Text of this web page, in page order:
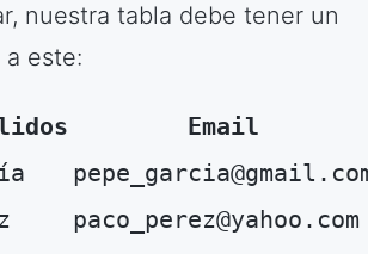
nuestra tabla debe tener un
este:
Email
paco_perez@yahoo.com